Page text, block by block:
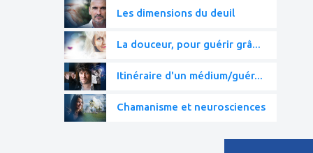
Les dimensions du deuil
La douceur, pour guérir grâ...
Itinéraire d'un médium/guér...
Chamanisme et neurosciences